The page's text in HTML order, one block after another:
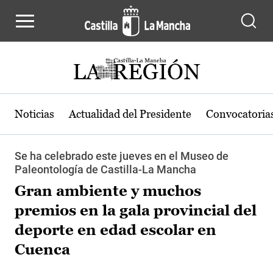
Noticias Actualidad del Presidente
Se ha celebrado este jueves en el Museo de
Paleontología de Castilla-La Mancha
Gran ambiente y muchos
premios en la gala provincial del
deporte en edad escolar en
Cuenca